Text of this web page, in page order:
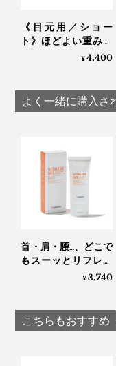
アームピローとし
ることに気づきづ
ちなみに私は、何
焼く前のパン」み
《目元用／ショー
ト》ほどよい重みと
蒸気で、じんわり気
働者が見つけた伝統
的ヒーリング「チェ
チュラ
¥4,400
よく一緒に購入さ
首・肩・腰…、どこで
もスーッとリフレッ
シュする「バイタラ
¥3,740
こちらもおすすめ